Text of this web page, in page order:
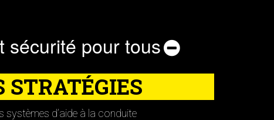
sécurité pour tous
STRATÉGIES
systèmes d’aide à la conduite